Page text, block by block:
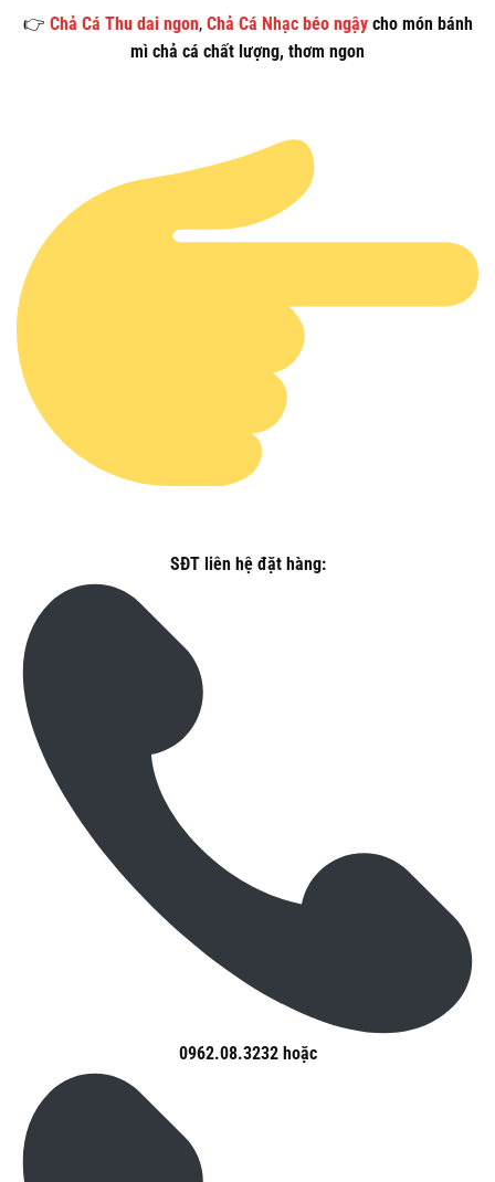
👉 Chả Cá Thu dai ngon, Chả Cá Nhạc béo ngậycho món bánh
mì chả cá chất lượng, thơm ngon
SĐT liên hệ đặt hàng:
0962.08.3232 hoặc